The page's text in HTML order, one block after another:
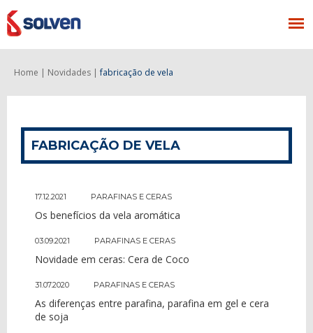
Home | Novidades | fabricação de vela
FABRICAÇÃO DE VELA
17.12.2021 PARAFINAS E CERAS
Os benefícios da vela aromática
03.09.2021 PARAFINAS E CERAS
Novidade em ceras: Cera de Coco
31.07.2020 PARAFINAS E CERAS
As diferenças entre parafina, parafina em gel e cera
de soja